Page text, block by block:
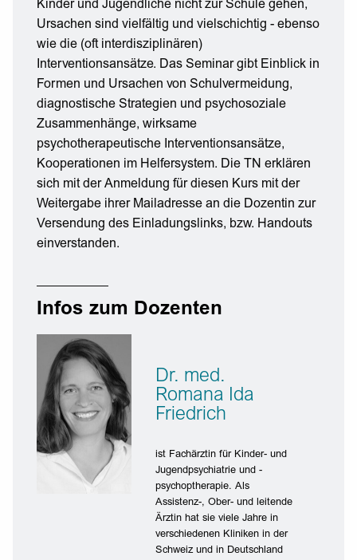
Kinder und Jugendliche nicht zur Schule gehen,
Ursachen sind vielfältig und vielschichtig - ebenso
wie die (oft interdisziplinären)
Interventionsansätze. Das Seminar gibt Einblick in
Formen und Ursachen von Schulvermeidung,
diagnostische Strategien und psychosoziale
Zusammenhänge, wirksame
psychotherapeutische Interventionsansätze,
Kooperationen im Helfersystem. Die TN erklären
sich mit der Anmeldung für diesen Kurs mit der
Weitergabe ihrer Mailadresse an die Dozentin zur
Versendung des Einladungslinks, bzw. Handouts
einverstanden.
Infos zum Dozenten
Dr. med.
Romana Ida
Friedrich
ist Fachärztin für Kinder- und
Jugendpsychiatrie und -
psychoptherapie. Als
Assistenz-, Ober- und leitende
Ärztin hat sie viele Jahre in
verschiedenen Kliniken in der
Schweiz und in Deutschland